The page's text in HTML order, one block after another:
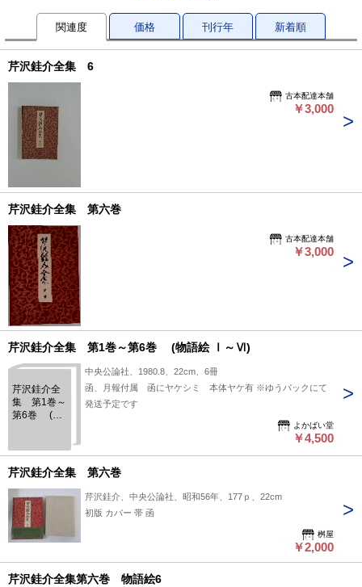
関連度 価格 刊行年 新着順
芹沢銈介全集 6
古本配達本舗
￥3,000
芹沢銈介全集 第六巻
古本配達本舗
￥3,000
芹沢銈介全集 第1巻～第6巻 (物語絵 Ⅰ～Ⅵ)
芹沢銈介全
集 第1巻～
第6巻 (物
中央公論社、1980.8、22cm、6冊
函、月報付属 函にヤケシミ 本体ヤケ有 ※ゆうパックにて
発送予定です
よかばい堂
￥4,500
芹沢銈介全集 第六巻
芹沢銈介、中央公論社、昭和56年、177ｐ、22cm
初版 カバー 帯 函
桝屋
￥2,000
芹沢銈介全集第六巻 物語絵6